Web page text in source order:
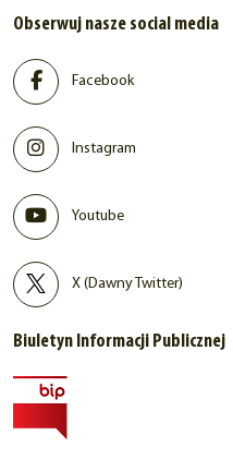
Obserwuj nasze social media
Facebook
Instagram
Youtube
X (Dawny Twitter)
Biuletyn Informacji Publicznej